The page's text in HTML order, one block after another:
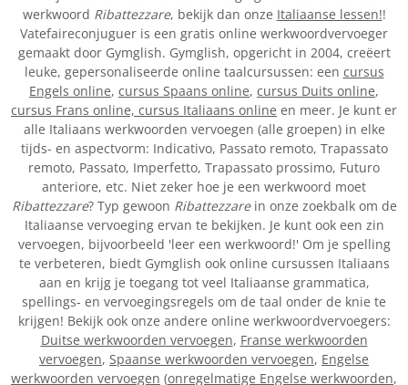
werkwoord Ribattezzare, bekijk dan onze Italiaanse lessen!!
Vatefaireconjuguer is een gratis online werkwoordvervoeger
gemaakt door Gymglish. Gymglish, opgericht in 2004, creëert
leuke, gepersonaliseerde online taalcursussen: een cursus
Engels online, cursus Spaans online, cursus Duits online,
cursus Frans online, cursus Italiaans online en meer. Je kunt er
alle Italiaans werkwoorden vervoegen (alle groepen) in elke
tijds- en aspectvorm: Indicativo, Passato remoto, Trapassato
remoto, Passato, Imperfetto, Trapassato prossimo, Futuro
anteriore, etc. Niet zeker hoe je een werkwoord moet
Ribattezzare? Typ gewoon Ribattezzarein onze zoekbalk om de
Italiaanse vervoeging ervan te bekijken. Je kunt ook een zin
vervoegen, bijvoorbeeld 'leer een werkwoord!' Om je spelling
te verbeteren, biedt Gymglish ook online cursussen Italiaans
aan en krijg je toegang tot veel Italiaanse grammatica,
spellings- en vervoegingsregels om de taal onder de knie te
krijgen! Bekijk ook onze andere online werkwoordvervoegers:
Duitse werkwoorden vervoegen, Franse werkwoorden
vervoegen, Spaanse werkwoorden vervoegen, Engelse
werkwoorden vervoegen (onregelmatige Engelse werkwoorden,